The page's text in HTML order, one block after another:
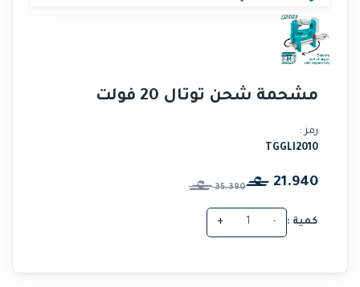
مشحمة شحن توتال 20 فولت
رمز :
TGGLI2010
21.940
35.390
كمية : -
+